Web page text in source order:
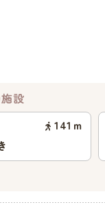
設
141 ｍ